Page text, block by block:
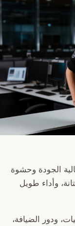
وحشوة
طويل